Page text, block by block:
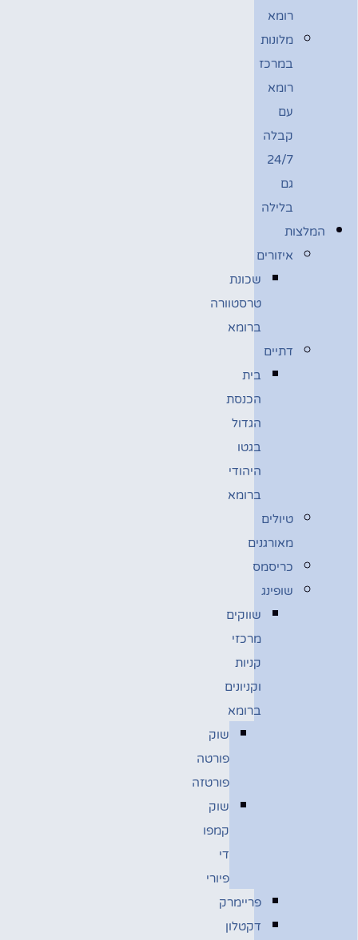
רומא
מלונות
במרכז
רומא
עם
קבלה
24/7
גם
בלילה
המלצות
איזורים
שכונת
טרסטוורה
ברומא
דתיים
בית
הכנסת
הגדול
בגטו
היהודי
ברומא
טיולים
מאורגנים
כריסמס
שופינג
שווקים
מרכזי
קניות
וקניונים
ברומא
שוק
פורטה
פורטזה
שוק
קמפו
די
פיורי
פריימרק
דקטלון